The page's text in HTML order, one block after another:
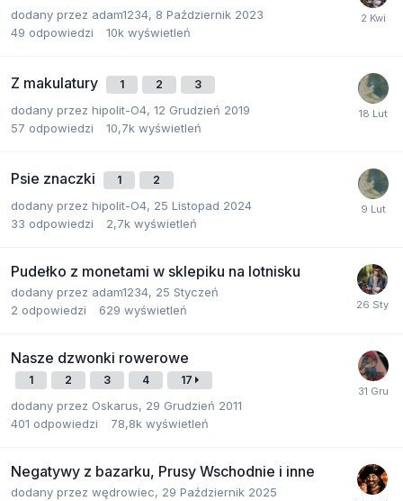
dodany przez adam1234, 8 Październik 2023
49 odpowiedzi 10k wyświetleń
Z makulatury 1 2 3
dodany przez hipolit-O4, 12 Grudzień 2019
57 odpowiedzi 10,7k wyświetleń
Psie znaczki 1 2
dodany przez hipolit-O4, 25 Listopad 2024
33 odpowiedzi 2,7k wyświetleń
Pudełko z monetami w sklepiku na lotnisku
dodany przez adam1234, 25 Styczeń
2 odpowiedzi 629 wyświetleń
Nasze dzwonki rowerowe
1 2 3 4 17
dodany przez Oskarus, 29 Grudzień 2011
401 odpowiedzi 78,8k wyświetleń
Negatywy z bazarku, Prusy Wschodnie i inne
dodany przez wędrowiec, 29 Październik 2025